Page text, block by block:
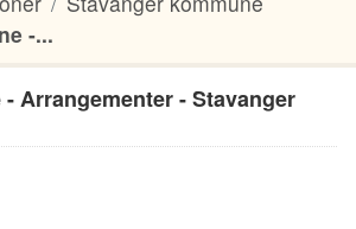
-...
Arrangementer - Stavanger